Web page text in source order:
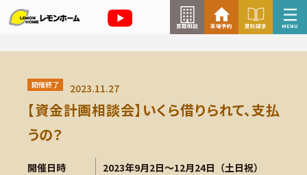
買取相談 来場予約 資料請求 MENU
TOP
開催終了 2023.11.27
【資金計画相談会】いくら借りられて、支払
うの？
開催日時
2023年9月2日～12月24日（土日祝）